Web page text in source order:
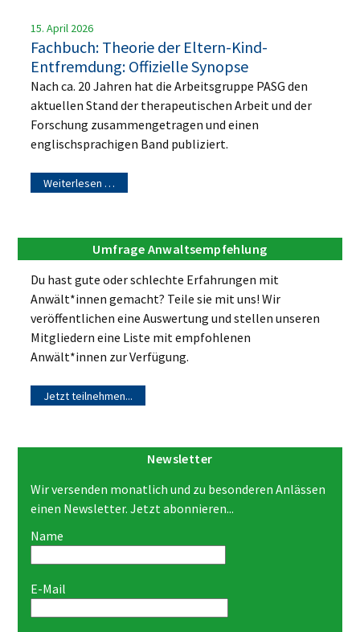
15. April 2026
Fachbuch: Theorie der Eltern-Kind-
Entfremdung: Offizielle Synopse
Nach ca. 20 Jahren hat die Arbeitsgruppe PASG den
aktuellen Stand der therapeutischen Arbeit und der
Forschung zusammengetragen und einen
englischsprachigen Band publiziert.
Weiterlesen …
Umfrage Anwaltsempfehlung
Du hast gute oder schlechte Erfahrungen mit
Anwält*innen gemacht? Teile sie mit uns! Wir
veröffentlichen eine Auswertung und stellen unseren
Mitgliedern eine Liste mit empfohlenen
Anwält*innen zur Verfügung.
Jetzt teilnehmen...
Newsletter
Wir versenden monatlich und zu besonderen Anlässen
einen Newsletter. Jetzt abonnieren...
Name
E-Mail